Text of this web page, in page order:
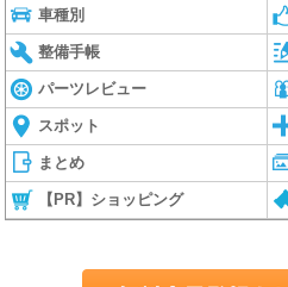
車種別
整備手帳
パーツレビュー
スポット
まとめ
【PR】ショッピング